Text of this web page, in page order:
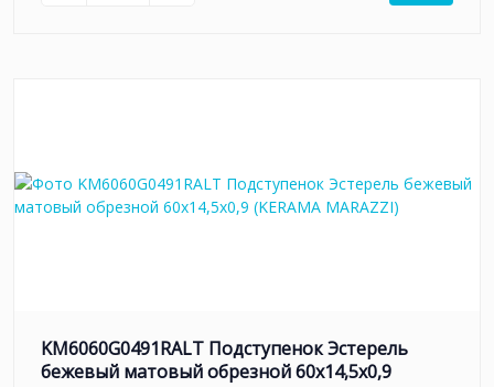
KM6060G0491RALT Подступенок Эстерель
бежевый матовый обрезной 60x14,5x0,9